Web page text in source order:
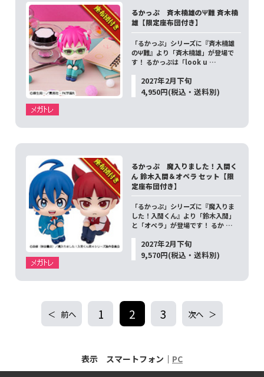
るかっぷ 斉木楠雄のΨ難 斉木楠
雄【限定座布団付き】
「るかっぷ」シリーズに『斉木楠雄
のΨ難』より「斉木楠雄」が登場で
す！ るかっぷは「look u …
2027年2月下旬
4,950円(税込・送料別)
るかっぷ 魔入りました！入間く
ん 鈴木入間＆オペラ セット【限
定座布団付き】
「るかっぷ」シリーズに『魔入りま
した！入間くん』より「鈴木入間」
と「オペラ」が登場です！ るか …
2027年2月下旬
9,570円(税込・送料別)
前へ 1 2 3 次へ
表示 スマートフォン｜ PC